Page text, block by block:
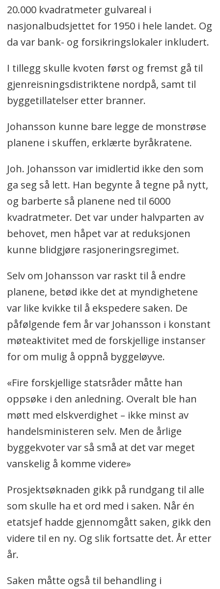
20.000 kvadratmeter gulvareal i
nasjonalbudsjettet for 1950 i hele landet. Og
da var bank- og forsikringslokaler inkludert.
I tillegg skulle kvoten først og fremst gå til
gjenreisningsdistriktene nordpå, samt til
byggetillatelser etter branner.
Johansson kunne bare legge de monstrøse
planene i skuffen, erklærte byråkratene.
Joh. Johansson var imidlertid ikke den som
ga seg så lett. Han begynte å tegne på nytt,
og barberte så planene ned til 6000
kvadratmeter. Det var under halvparten av
behovet, men håpet var at reduksjonen
kunne blidgjøre rasjoneringsregimet.
Selv om Johansson var raskt til å endre
planene, betød ikke det at myndighetene
var like kvikke til å ekspedere saken. De
påfølgende fem år var Johansson i konstant
møteaktivitet med de forskjellige instanser
for om mulig å oppnå byggeløyve.
«Fire forskjellige statsråder måtte han
oppsøke i den anledning. Overalt ble han
møtt med elskverdighet – ikke minst av
handelsministeren selv. Men de årlige
byggekvoter var så små at det var meget
vanskelig å komme videre»
Prosjektsøknaden gikk på rundgang til alle
som skulle ha et ord med i saken. Når én
etatsjef hadde gjennomgått saken, gikk den
videre til en ny. Og slik fortsatte det. År etter
år.
Saken måtte også til behandling i